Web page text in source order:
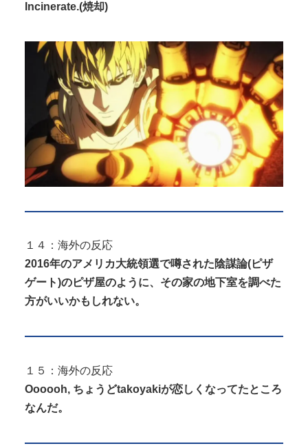
Incinerate.(焼却)
１４：海外の反応
2016年のアメリカ大統領選で噂された陰謀論(ピザ
ゲート)のピザ屋のように、その家の地下室を調べた
方がいいかもしれない。
１５：海外の反応
Oooooh, ちょうどtakoyakiが恋しくなってたところ
なんだ。